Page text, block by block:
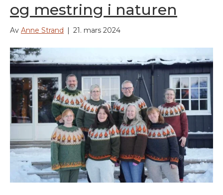
og mestring i naturen
Av Anne Strand | 21. mars 2024